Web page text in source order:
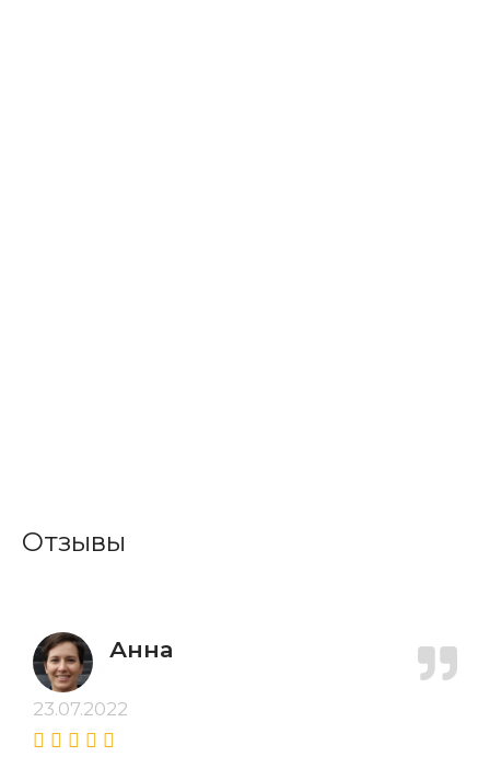
Отзывы
Анна
23.07.2022